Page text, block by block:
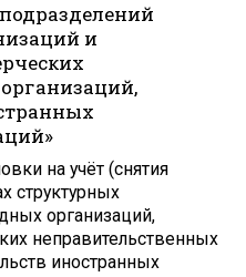
и
на учёт (снятия
структурных
организаций,
неправительственных
иностранных